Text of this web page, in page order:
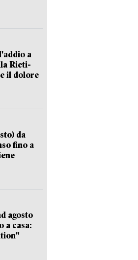
a
Rieti-
il dolore
da
fino a
agosto
a casa: